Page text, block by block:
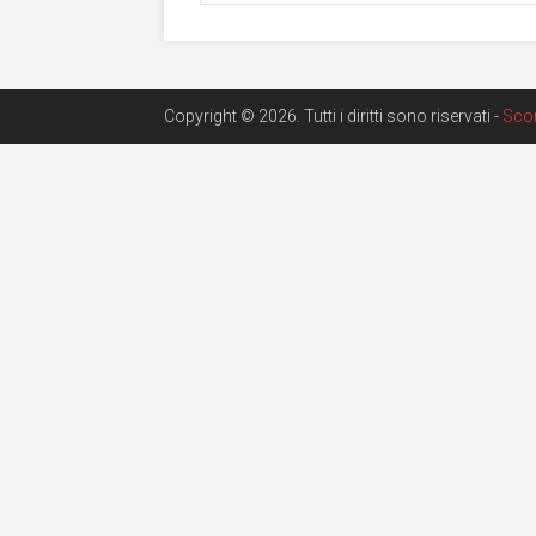
Copyright © 2026. Tutti i diritti sono riservati -